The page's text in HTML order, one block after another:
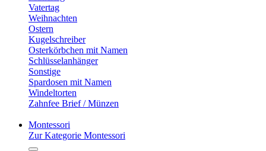
Vatertag
Weihnachten
Ostern
Kugelschreiber
Osterkörbchen mit Namen
Schlüsselanhänger
Sonstige
Spardosen mit Namen
Windeltorten
Zahnfee Brief / Münzen
Montessori
Zur Kategorie Montessori